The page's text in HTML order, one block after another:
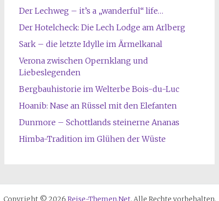
Der Lechweg – it’s a „wanderful“ life…
Der Hotelcheck: Die Lech Lodge am Arlberg
Sark – die letzte Idylle im Ärmelkanal
Verona zwischen Opernklang und
Liebeslegenden
Bergbauhistorie im Welterbe Bois-du-Luc
Hoanib: Nase an Rüssel mit den Elefanten
Dunmore – Schottlands steinerne Ananas
Himba-Tradition im Glühen der Wüste
Copyright © 2026 Reise-Themen.Net. Alle Rechte vorbehalten.